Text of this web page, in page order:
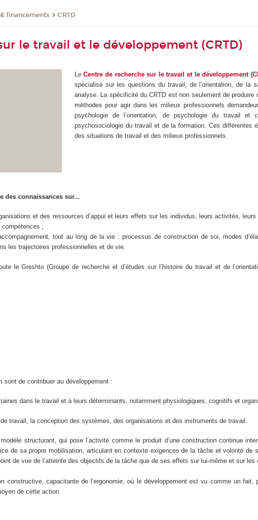
financements CRTD
le travail et le développement (CRTD)
LeCentre de recherche sur le travail et le développement
spécialisé sur les questions du travail, de l’orientation, de la
analyse. La spécificité du CRTD est non seulement de
méthodes pour agir dans les milieux professionnels
psychologie de l’orientation, de psychologie du travail
psychosociologie du travail et de la formation. Ces différentes
des situations de travail et des milieux professionnels.
des connaissances sur...
et des ressources d’appui et leurs effets sur les individus, leurs activités,
;
tout au long de la vie : processus de construction de soi, modes
les trajectoires professionnelles et de vie.
le Greshto (Groupe de recherche et d’études sur l’histoire du travail et de
sont de contribuer au développement :
dans le travail et à leurs déterminants, notamment physiologiques, cognitifs et
travail, la conception des systèmes, des organisations et des instruments de travail.
structurant, qui pose l’activité comme le produit d’une construction continue
de sa propre mobilisation, articulant en contexte exigences de la tâche et volonté de
de vue de l’atteinte des objectifs de la tâche que de ses effets sur lui-même et sur les
constructive, capacitante de l’ergonomie, où le développement est vu comme un
de cette action.